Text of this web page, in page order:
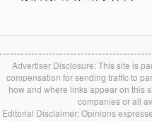
Advertiser Disclosure: This site is
compensation for sending traffic to
how and where links appear on this
companies or all
Editorial Disclaimer: Opinions